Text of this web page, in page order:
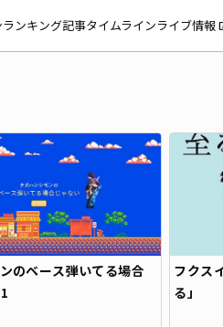
ランキング記事タイムラインライブ情報
のベース弾いてる場合
フクス
る」